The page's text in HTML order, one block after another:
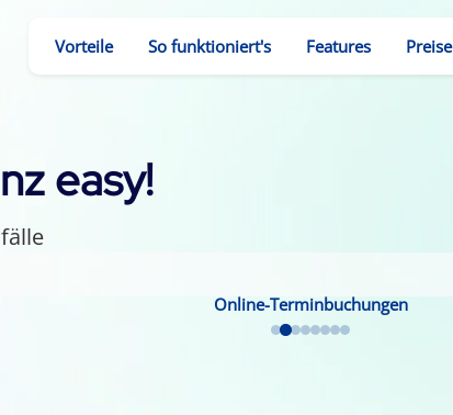
Vorteile So funktioniert's Features Preise
easy!
Online-Terminbuchungen